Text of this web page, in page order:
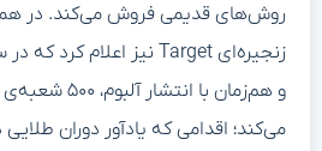
روش‌های قدیمی فروش می‌کند. در
و هم‌زمان با